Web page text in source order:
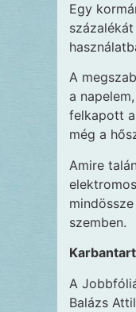
Egy
A
a
felkapott
még a
Amire
szemben.
A
Balázs